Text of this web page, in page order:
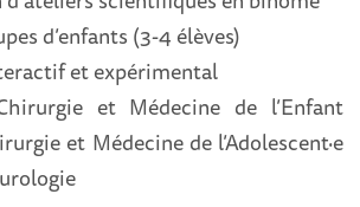
d’enfants (3-4 élèves)
et expérimental
et Médecine de l’Enfant
et Médecine de l’Adolescent·e